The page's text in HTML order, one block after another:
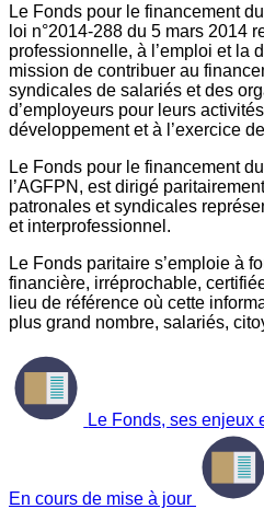
Le Fonds pour le financement
loi n°2014-288 du 5 mars 2014
professionnelle, à l’emploi et la
mission de contribuer au
syndicales de salariés et des
d’employeurs pour leurs
développement et à l’exercice
Le Fonds pour le financement
l’AGFPN, est dirigé
patronales et syndicales
et interprofessionnel.
Le Fonds paritaire s’emploie à
financière, irréprochable,
lieu de référence où cette
plus grand nombre, salariés,
Le Fonds, ses enjeux
En cours de mise à jour